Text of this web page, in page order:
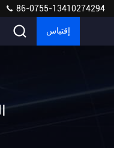
86-0755-13410274294
إقتباس